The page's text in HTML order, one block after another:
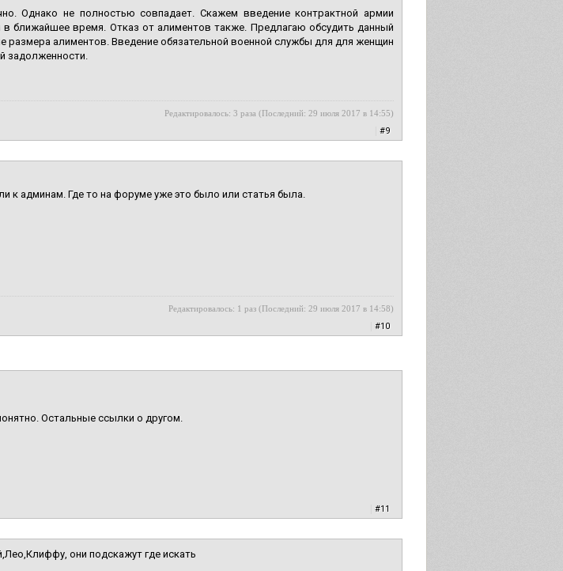
Однако не полностью совпадает. Скажем введение контрактной армии
ближайшее время. Отказ от алиментов также. Предлагаю обсудить данный
размера алиментов. Введение обязательной военной службы для для женщин
задолженности.
Редактировалось: 3 раза (Последний: 29 июля 2017 в 14:55)
#9
к админам. Где то на форуме уже это было или статья была.
Редактировалось: 1 раз (Последний: 29 июля 2017 в 14:58)
#10
Остальные ссылки о другом.
#11
они подскажут где искать